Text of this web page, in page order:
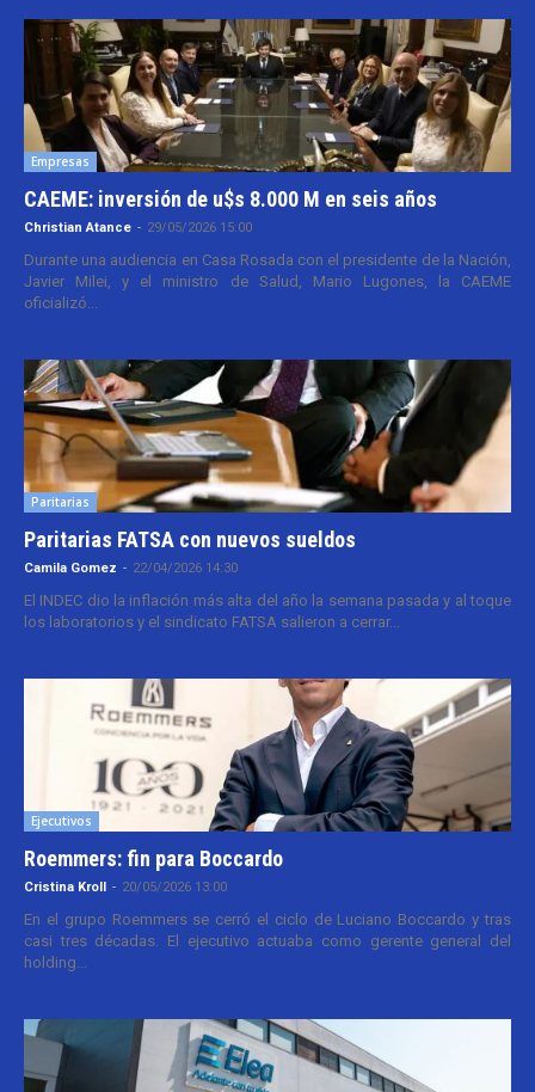
Empresas
CAEME: inversión de u$s 8.000 M en seis años
Christian Atance - 29/05/2026 15:00
Durante una audiencia en Casa Rosada con el presidente de la Nación,
Javier Milei, y el ministro de Salud, Mario Lugones, la CAEME
oficializó...
Paritarias
Paritarias FATSA con nuevos sueldos
Camila Gomez - 22/04/2026 14:30
El INDEC dio la inflación más alta del año la semana pasada y al toque
los laboratorios y el sindicato FATSA salieron a cerrar...
Ejecutivos
Roemmers: fin para Boccardo
Cristina Kroll - 20/05/2026 13:00
En el grupo Roemmers se cerró el ciclo de Luciano Boccardo y tras
casi tres décadas. El ejecutivo actuaba como gerente general del
holding...